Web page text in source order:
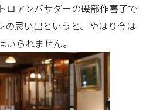
ていると言っても過言ではない
から帰り、手を洗ってうがいを
を飲んで、キッチンの横のカ
つを食べながら今日の学校のお
りするかもしれません。ご主人
をあたためたり、晩酌をしなが
ロアンバサダーの磯部作喜子で
の思い出というと、やはり今は
られません。